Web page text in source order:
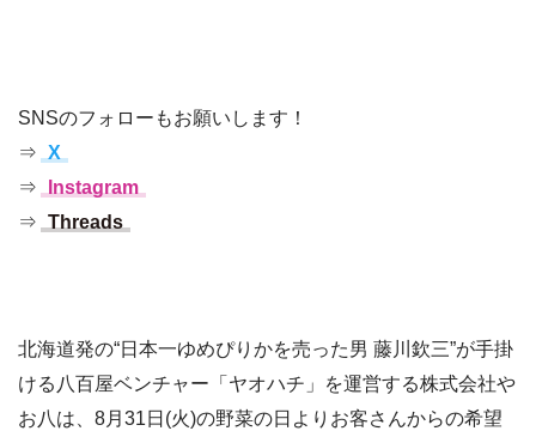
SNSのフォローもお願いします！
⇒ X
⇒
Instagram
⇒ Threads
北海道発の“日本一ゆめぴりかを売った男 藤川欽三”が手掛
ける八百屋ベンチャー「ヤオハチ」を運営する株式会社や
お八は、8月31日(火)の野菜の日よりお客さんからの希望